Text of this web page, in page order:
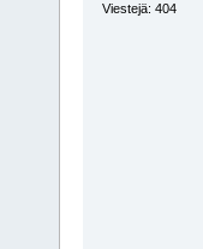
Viestejä: 404